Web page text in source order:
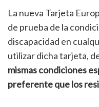
La nueva Tarjeta
de prueba de la
discapacidad en
utilizar dicha tarjeta,
mismas condiciones
preferente que los